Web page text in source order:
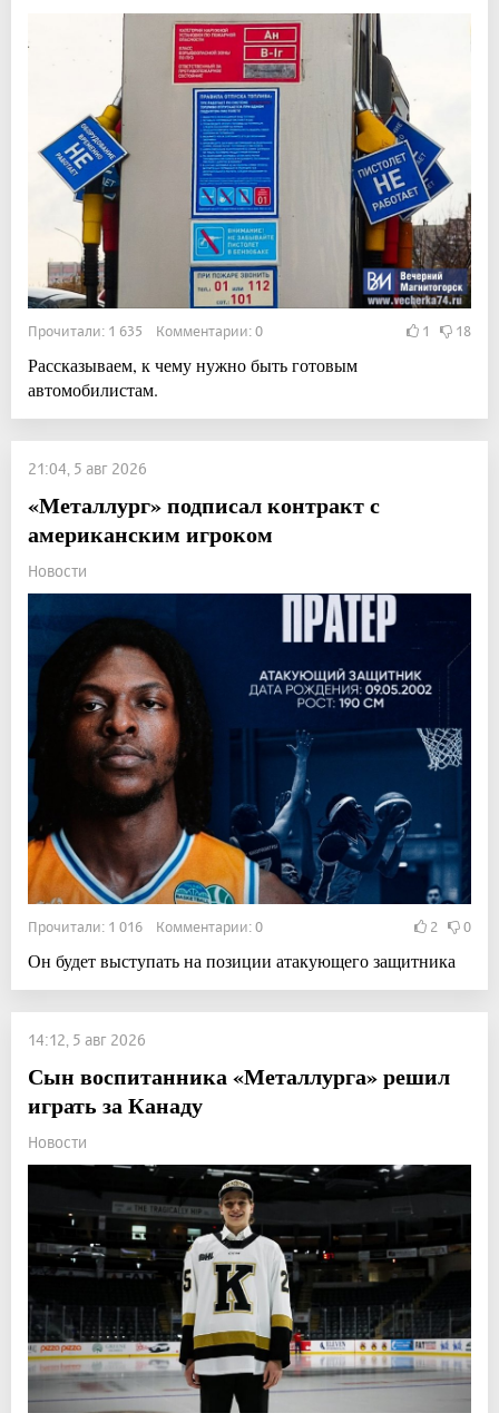
Прочитали: 1 635 Комментарии: 0 1 18
Рассказываем, к чему нужно быть готовым
автомобилистам.
21:04, 5 авг 2026
«Металлург» подписал контракт с
американским игроком
Новости
Прочитали: 1 016 Комментарии: 0 2 0
Он будет выступать на позиции атакующего защитника
14:12, 5 авг 2026
Сын воспитанника «Металлурга» решил
играть за Канаду
Новости